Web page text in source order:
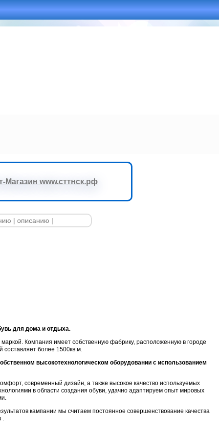
www.сттнск.рф
для дома и отдыха.
Компания имеет собственную фабрику, расположенную в городе
составляет более 1500кв.м.
высокотехнологическом оборудовании с использованием
современный дизайн, а также высокое качество используемых
в области создания обуви, удачно адаптируем опыт мировых
кампании мы считаем постоянное совершенствование качества
.